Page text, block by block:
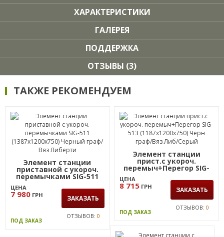
ХАРАКТЕРИСТИКИ
ГАЛЕРЕЯ
ПОДДЕРЖКА
ОТЗЫВЫ (3)
ТАКЖЕ РЕКОМЕНДУЕМ
Элемент станции
приставной с укороч.
перемычками SIG-511
(1387х1200х750) Черный
граф/Вяз Либерти
ЦЕНА
7 980 ГРН ЗАКАЗАТЬ
ПОД ЗАКАЗ
ОТЗЫВОВ: 0
Элемент станции
прист.с укороч.
перемыч+Перегор SIG-
513 (1187х1200х750) Черн
граф/Вяз Либ/Серый
ЦЕНА
8 715 ГРН ЗАКАЗАТЬ
ПОД ЗАКАЗ
ОТЗЫВОВ: 0